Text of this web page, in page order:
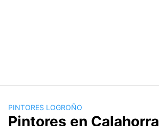
PINTORES LOGROÑO
Pintores en Calahorra